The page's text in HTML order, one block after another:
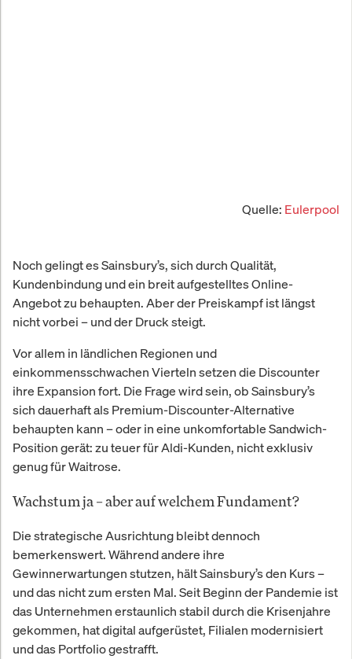
Quelle: Eulerpool
Noch gelingt es Sainsbury’s, sich durch Qualität,
Kundenbindung und ein breit aufgestelltes Online-
Angebot zu behaupten. Aber der Preiskampf ist längst
nicht vorbei – und der Druck steigt.
Vor allem in ländlichen Regionen und
einkommensschwachen Vierteln setzen die Discounter
ihre Expansion fort. Die Frage wird sein, ob Sainsbury’s
sich dauerhaft als Premium-Discounter-Alternative
behaupten kann – oder in eine unkomfortable Sandwich-
Position gerät: zu teuer für Aldi-Kunden, nicht exklusiv
genug für Waitrose.
Wachstum ja – aber auf welchem Fundament?
Die strategische Ausrichtung bleibt dennoch
bemerkenswert. Während andere ihre
Gewinnerwartungen stutzen, hält Sainsbury’s den Kurs –
und das nicht zum ersten Mal. Seit Beginn der Pandemie ist
das Unternehmen erstaunlich stabil durch die Krisenjahre
gekommen, hat digital aufgerüstet, Filialen modernisiert
und das Portfolio gestrafft.